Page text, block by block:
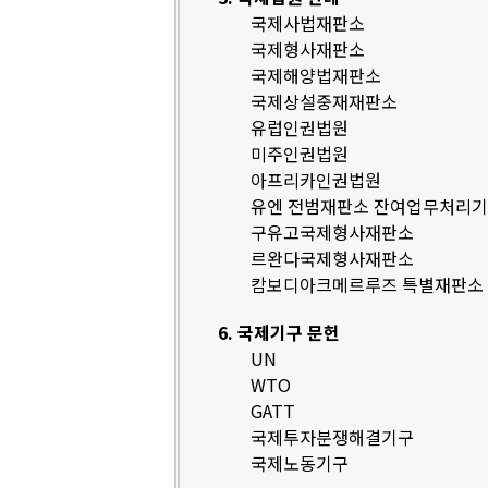
국제사법재판소
국제형사재판소
국제해양법재판소
국제상설중재재판소
유럽인권법원
미주인권법원
아프리카인권법원
유엔 전범재판소 잔여업무처리
구유고국제형사재판소
르완다국제형사재판소
캄보디아크메르루즈 특별재판소
6. 국제기구 문헌
UN
WTO
GATT
국제투자분쟁해결기구
국제노동기구